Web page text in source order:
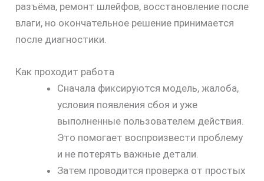
разъёма, ремонт шлейфов, восстановление после
влаги, но окончательное решение принимается
после диагностики.
Как проходит работа
Сначала фиксируются модель, жалоба,
условия появления сбоя и уже
выполненные пользователем действия.
Это помогает воспроизвести проблему
и не потерять важные детали.
Затем проводится проверка от простых